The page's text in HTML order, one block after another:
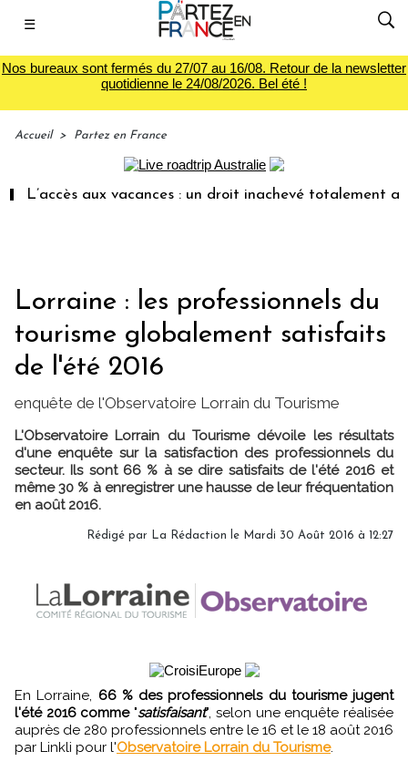
☰
Nos bureaux sont fermés du 27/07 au 16/08. Retour de la newsletter
quotidienne le 24/08/2026. Bel été !
Accueil > Partez en France
aux vacances : un droit inachevé totalement
Lorraine : les professionnels du
tourisme globalement satisfaits
de l'été 2016
enquête de l'Observatoire Lorrain du Tourisme
L'Observatoire Lorrain du Tourisme dévoile les résultats
d'une enquête sur la satisfaction des professionnels du
secteur. Ils sont 66 % à se dire satisfaits de l'été 2016 et
même 30 % à enregistrer une hausse de leur fréquentation
en août 2016.
Rédigé par La Rédaction le Mardi 30 Août 2016 à 12:27
En Lorraine, 66 % des professionnels du tourisme jugent
l'été 2016 comme"satisfaisant", selon une enquête réalisée
auprès de 280 professionnels entre le 16 et le 18 août 2016
par Linkli pour l'Observatoire Lorrain du Tourisme.